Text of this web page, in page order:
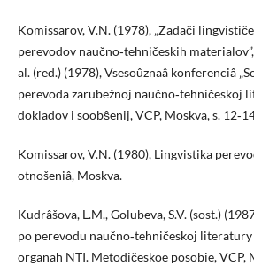
Komissarov, V.N. (1978), „Zadači
perevodov naučno‑tehničeskih
al. (red.) (1978), Vsesoûznaâ konferenciâ
perevoda zarubežnoj naučno‑tehničeskoj
dokladov i soobŝenij, VCP, Moskva, s.
Komissarov, V.N. (1980), Lingvistika
otnošeniâ, Moskva.
Kudrâšova, L.M., Golubeva, S.V. (sost.)
po perevodu naučno‑tehničeskoj
organah NTI. Metodičeskoe posobie, VCP,